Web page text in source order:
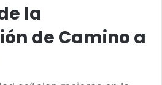
la
de Camino a